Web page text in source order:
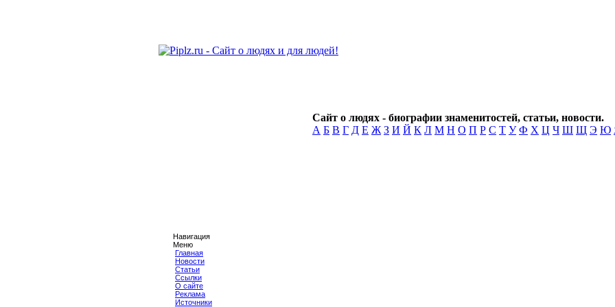
Сайт о людях - биографии знаменитостей, статьи, новости.
А Б В Г Д Е Ж З И Й К Л М Н О П Р С Т У Ф Х Ц Ч Ш Щ Э Ю
Навигация
Меню
Главная
Новости
Статьи
Ссылки
О сайте
Реклама
Источники